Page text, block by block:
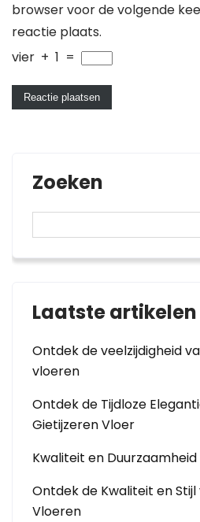
browser voor de volgende
reactie plaats.
vier + 1 =
Zoeken
Laatste artikelen
Ontdek de veelzijdigheid
vloeren
Ontdek de Tijdloze
Gietijzeren Vloer
Kwaliteit en
Ontdek de Kwaliteit en Stijl
Vloeren